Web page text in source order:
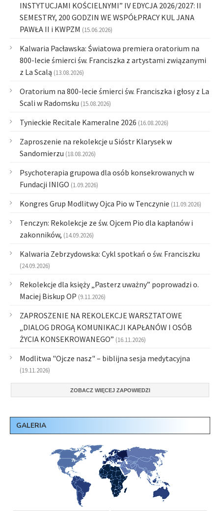
INSTYTUCJAMI KOŚCIELNYMI” IV EDYCJA 2026/2027: II
SEMESTRY, 200 GODZIN WE WSPÓŁPRACY KUL JANA
PAWŁA II i KWPZM (15.06.2026)
Kalwaria Pacławska: Światowa premiera oratorium na
800-lecie śmierci św. Franciszka z artystami związanymi
z La Scalą (13.08.2026)
Oratorium na 800-lecie śmierci św. Franciszka i głosy z La
Scali w Radomsku (15.08.2026)
Tynieckie Recitale Kameralne 2026 (16.08.2026)
Zaproszenie na rekolekcje u Sióstr Klarysek w
Sandomierzu (18.08.2026)
Psychoterapia grupowa dla osób konsekrowanych w
Fundacji INIGO (1.09.2026)
Kongres Grup Modlitwy Ojca Pio w Tenczynie (11.09.2026)
Tenczyn: Rekolekcje ze św. Ojcem Pio dla kapłanów i
zakonników, (14.09.2026)
Kalwaria Zebrzydowska: Cykl spotkań o św. Franciszku
(24.09.2026)
Rekolekcje dla księży „Pasterz uważny” poprowadzi o.
Maciej Biskup OP (9.11.2026)
ZAPROSZENIE NA REKOLEKCJE WARSZTATOWE
„DIALOG DROGĄ KOMUNIKACJI KAPŁANÓW I OSÓB
ŻYCIA KONSEKROWANEGO” (16.11.2026)
Modlitwa "Ojcze nasz" – biblijna sesja medytacyjna
(19.11.2026)
ZOBACZ WIĘCEJ ZAPOWIEDZI
GALERIA